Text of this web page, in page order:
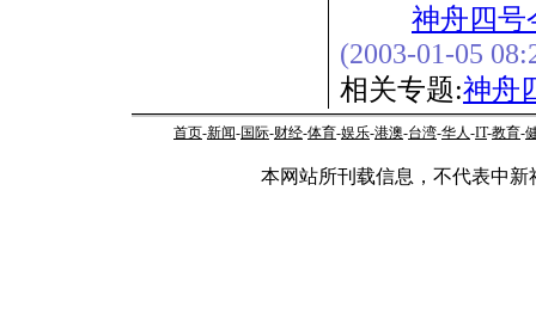
神舟四号
(2003-01-05
相关专题:神舟
首页-新闻-国际-财经-体育-娱乐-港澳-台湾-华人-IT-教育-
本网站所刊载信息，不代表中